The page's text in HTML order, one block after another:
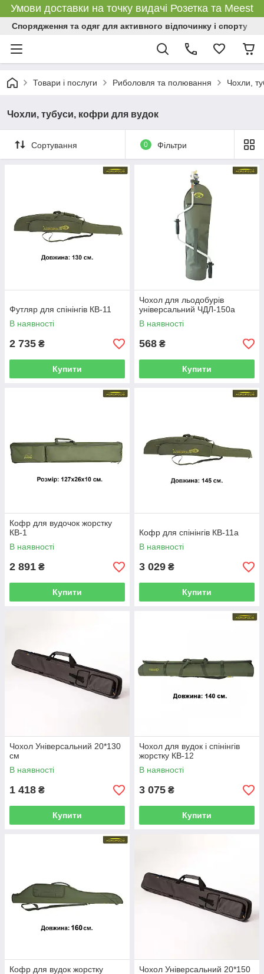
Умови доставки на точку видачі Розетка та Meest
Спорядження та одяг для активного відпочинку і спорту
Товари і послуги Риболовля та полювання Чохли,
Чохли, тубуси, кофри для вудок
Сортування 0 Фільтри
Футляр для спінінгів КВ-11
В наявності
2 735 ₴
Купити
Чохол для льодобурів
універсальний ЧДЛ-150а
В наявності
568 ₴
Купити
Кофр для вудочок жорстку
КВ-1
В наявності
2 891 ₴
Купити
Кофр для спінінгів КВ-11а
В наявності
3 029 ₴
Купити
Чохол Універсальний 20*130
см
В наявності
1 418 ₴
Купити
Чохол для вудок і спінінгів
жорстку КВ-12
В наявності
3 075 ₴
Купити
Кофр для вудок жорстку
Чохол Універсальний 20*150